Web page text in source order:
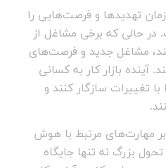
تهدیدها و فرصت‌هایی را
در حالی که برخی مشاغل از
مشاغل جدید و فرصت‌های
آینده بازار کار به کسانی
با تغییرات سازگار کنند و
بر مهارت‌های مرتبط با هوش
بزرگ نه تنها جایگاه